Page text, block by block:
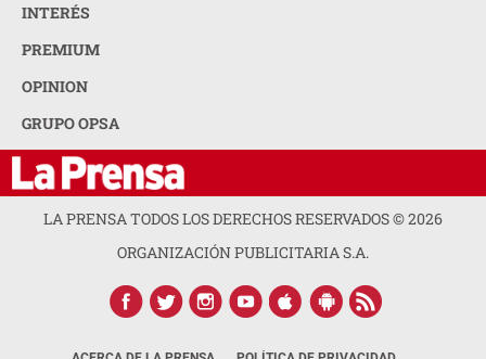
INTERÉS
PREMIUM
OPINION
GRUPO OPSA
LA PRENSA TODOS LOS DERECHOS RESERVADOS ©2026
ORGANIZACIÓN PUBLICITARIA S.A.